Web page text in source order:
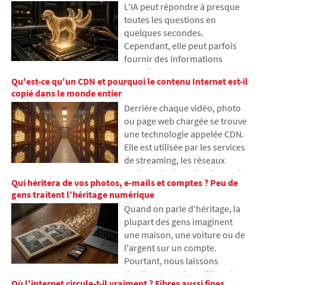
L'IA peut répondre à presque
toutes les questions en
quelques secondes.
Cependant, elle peut parfois
fournir des informations
erronées avec assurance.
Pourquoi cela se produit-il et
? Dans cet article, nous
expliquons comment les
grands modèles de langage
fonctionnent, pourquoi ils
génèrent parfois des réponses
développeurs tentent
progressivement de limiter ce
problème.
Qu'est-ce qu'un CDN et pourquoi le contenu Internet est-il
copié dans le monde entier
Derrière chaque vidéo, photo
ou page web chargée se trouve
une technologie appelée CDN.
Elle est utilisée par les services
de streaming, les réseaux
sociaux ainsi que les sites web
ordinaires, mais beaucoup
n'en ont jamais entendu parler.
Dans cet article, nous
expliquerons ce que signifie
cet acronyme, comment il
fonctionne, pourquoi le
contenu Internet est stocké à
Qui héritera de vos photos, e-mails et comptes ? Peu de
gens traitent l'héritage numérique
Quand on parle d'héritage, la
plupart des gens imaginent
une maison, une voiture ou de
l'argent sur un compte.
Pourtant, nous laissons
derrière nous des milliers de